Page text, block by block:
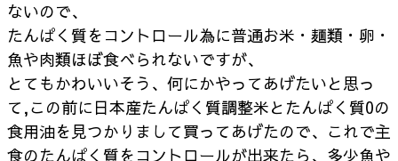
ないので、
たんぱく質をコントロール為に普通お米・麺類・卵・
魚や肉類ほぼ食べられないですが、
とてもかわいいそう、何にかやってあげたいと思っ
て,この前に日本産たんぱく質調整米とたんぱく質0の
食用油を見つかりまして買ってあげたので、これで主
食のたんぱく質をコントロールが出来たら、多少魚や